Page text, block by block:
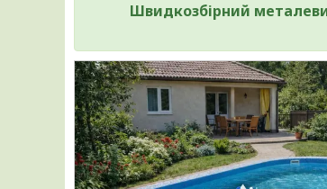
Швидкозбірний